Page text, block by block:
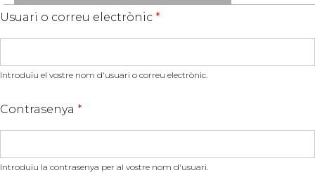
Usuari o correu electrònic *
Introduïu el vostre nom d'usuari o correu electrònic.
Contrasenya *
Introduïu la contrasenya per al vostre nom d'usuari.